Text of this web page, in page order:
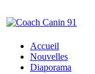
Accueil
Nouvelles
Diaporama